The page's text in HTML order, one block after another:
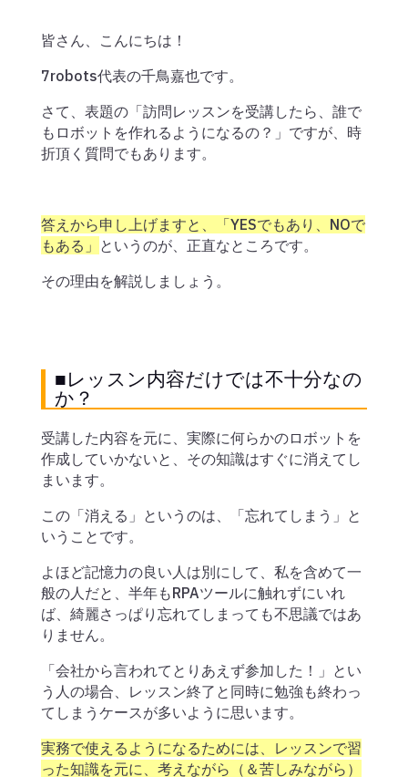
皆さん、こんにちは！
7robots代表の千鳥嘉也です。
さて、表題の「訪問レッスンを受講したら、誰で
もロボットを作れるようになるの？」ですが、時
折頂く質問でもあります。
答えから申し上げますと、「YESでもあり、NOで
もある」 というのが、正直なところです。
その理由を解説しましょう。
■レッスン内容だけでは不十分なの
か？
受講した内容を元に、実際に何らかのロボットを
作成していかないと、その知識はすぐに消えてし
まいます。
この「消える」というのは、「忘れてしまう」と
いうことです。
よほど記憶力の良い人は別にして、私を含めて一
般の人だと、半年もRPAツールに触れずにいれ
ば、綺麗さっぱり忘れてしまっても不思議ではあ
りません。
「会社から言われてとりあえず参加した！」とい
う人の場合、レッスン終了と同時に勉強も終わっ
てしまうケースが多いように思います。
実務で使えるようになるためには、レッスンで習
った知識を元に、考えながら（＆苦しみながら）